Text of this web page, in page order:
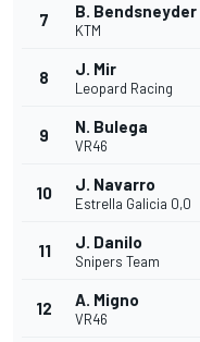
7 B. Bendsneyder
KTM
8 J. Mir
Leopard Racing
9 N. Bulega
VR46
10 J. Navarro
Estrella Galicia 0,0
11 J. Danilo
Snipers Team
12 A. Migno
VR46